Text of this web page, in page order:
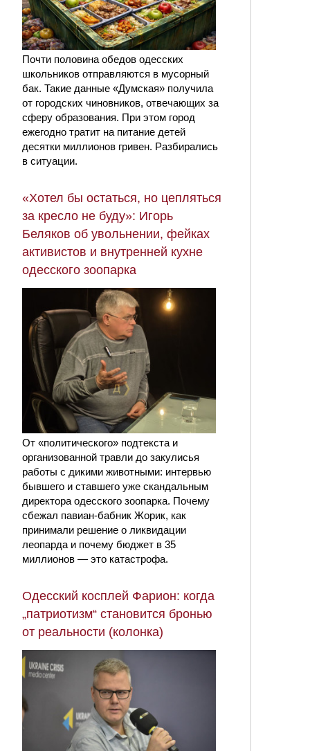
Почти половина обедов одесских
школьников отправляются в мусорный
бак. Такие данные «Думская» получила
от городских чиновников, отвечающих за
сферу образования. При этом город
ежегодно тратит на питание детей
десятки миллионов гривен. Разбирались
в ситуации.
«Хотел бы остаться, но цепляться
за кресло не буду»: Игорь
Беляков об увольнении, фейках
активистов и внутренней кухне
одесского зоопарка
От «политического» подтекста и
организованной травли до закулисья
работы с дикими животными: интервью
бывшего и ставшего уже скандальным
директора одесского зоопарка. Почему
сбежал павиан-бабник Жорик, как
принимали решение о ликвидации
леопарда и почему бюджет в 35
миллионов — это катастрофа.
Одесский косплей Фарион: когда
„патриотизм“ становится бронью
от реальности (колонка)